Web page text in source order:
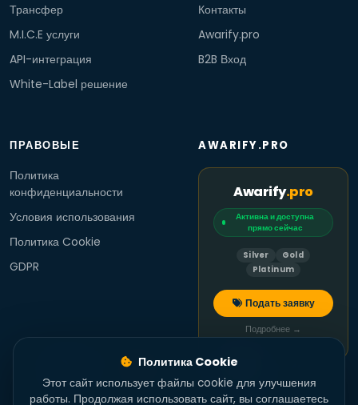
Трансфер
M.I.C.E услуги
API-интеграция
White-Label решение
Контакты
Awarify.pro
B2B Вход
ПРАВОВЫЕ
Политика
конфиденциальности
Условия использования
Политика Cookie
GDPR
AWARIFY.PRO
Awarify.pro
Активна и доступна
прямо сейчас
Silver
Gold
Platinum
Подать заявку
Подробнее →
Политика Cookie
Этот сайт использует файлы cookie для улучшения
работы. Продолжая использовать сайт, вы соглашаетесь